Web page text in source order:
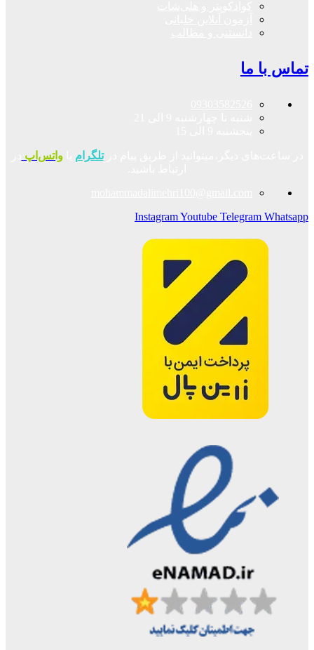
تماس با ما
در ساعت‌های دیگر،میتوانید از طریق پیام درتلگرام یاواتس‌اپ
InstagramYoutube Telegram Whatsapp